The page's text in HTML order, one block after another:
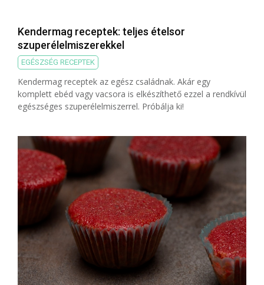
Kendermag receptek: teljes ételsor
szuperélelmiszerekkel
EGÉSZSÉG RECEPTEK
Kendermag receptek az egész családnak. Akár egy
komplett ebéd vagy vacsora is elkészíthető ezzel a rendkívül
egészséges szuperélelmiszerrel. Próbálja ki!